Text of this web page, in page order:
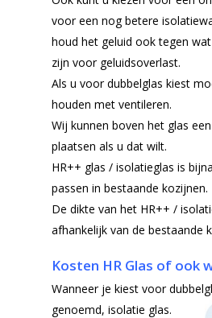
voor een nog betere
houd het geluid ook tegen
zijn voor geluidsoverlast.
Als u voor dubbelglas kiest
houden met ventileren.
Wij kunnen boven het glas
plaatsen als u dat wilt.
HR++ glas / isolatieglas is
passen in bestaande kozijnen.
De dikte van het HR++ /
afhankelijk van de bestaande
Kosten HR Glas of ook
Wanneer je kiest voor
genoemd, isolatie glas.